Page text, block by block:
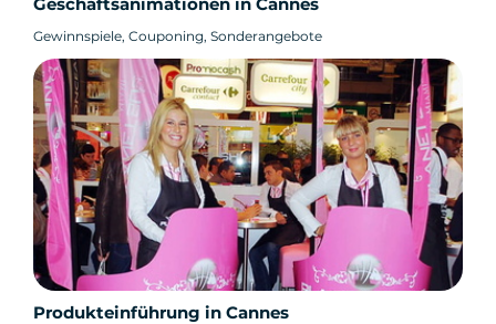
Gewinnspiele, Couponing, Sonderangebote
Produkteinführung in Cannes